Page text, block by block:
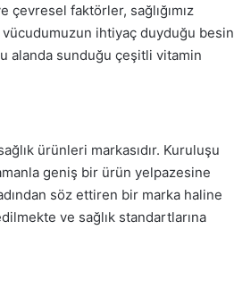
çevresel faktörler, sağlığımız
ihtiyaç duyduğu besin
alanda sunduğu çeşitli vitamin
ürünleri markasıdır. Kuruluşu
geniş bir ürün yelpazesine
söz ettiren bir marka haline
ve sağlık standartlarına